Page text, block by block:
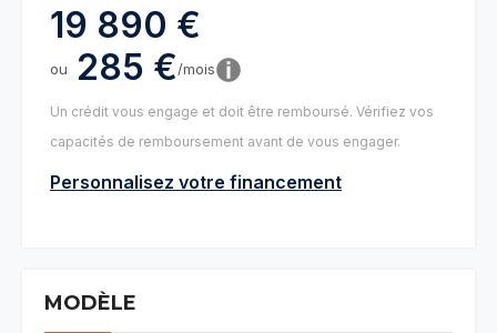
19 890 €
ou 285 €/mois
Un crédit vous engage et doit être remboursé. Vérifiez vos
capacités de remboursement avant de vous engager.
Personnalisez votre financement
MODÈLE